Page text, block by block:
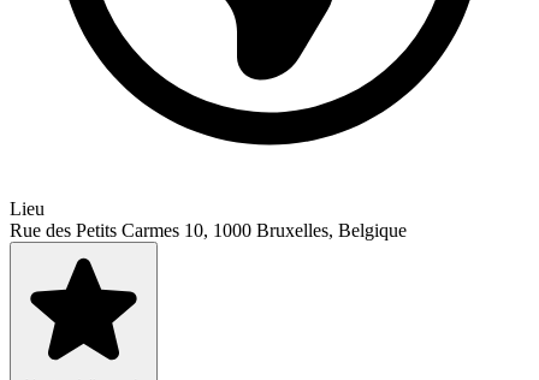
Lieu
Rue des Petits Carmes 10, 1000 Bruxelles, Belgique